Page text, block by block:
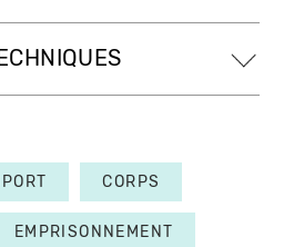
CORPS
EMPRISONNEMENT